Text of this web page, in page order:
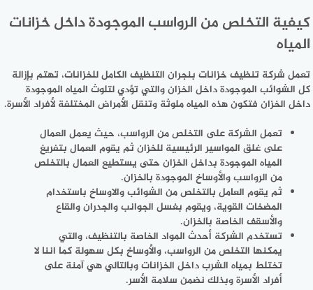
كيفية التخلص من الرواسب الموجودة داخل خزانات
المياه
تعمل شركة تنظيف خزانات بنجران التنظيف الكامل للخزانات، تهتم بإزالة
كل الشوائب الموجودة داخل الخزان والتي تؤدي لتلوث المياه الموجودة
داخل الخزان فتكون هذه المياه ملوثة وتنقل الأمراض المختلفة لأفراد الأسرة.
تعمل الشركة على التخلص من الرواسب، حيث يعمل العمال
على غلق المواسير الرئيسية للخزان ثم يقوم العمال بتفريغ
المياه الموجودة بداخل الخزان حتى يستطيع العمال بالتخلص
من الرواسب والأوساخ الموجودة بالخزان.
ثم يقوم العامل بالتخلص من الشوائب والاوساخ باستخدام
المضخات القوية، ويقوم بغسل الجوانب والجدران والقاع
والأسقف الخاصة بالخزان.
تستخدم الشركة أحدث المواد الخاصة بالتنظيف، والتي
يمكنها التخلص من الرواسب، والأوساخ بكل سهولة كما اننا لا
تختلط بمياه الشرب داخل الخزانات وبالتالي هي آمنة على
أفراد الأسرة وبذلك نضمن سلامة الأسر.